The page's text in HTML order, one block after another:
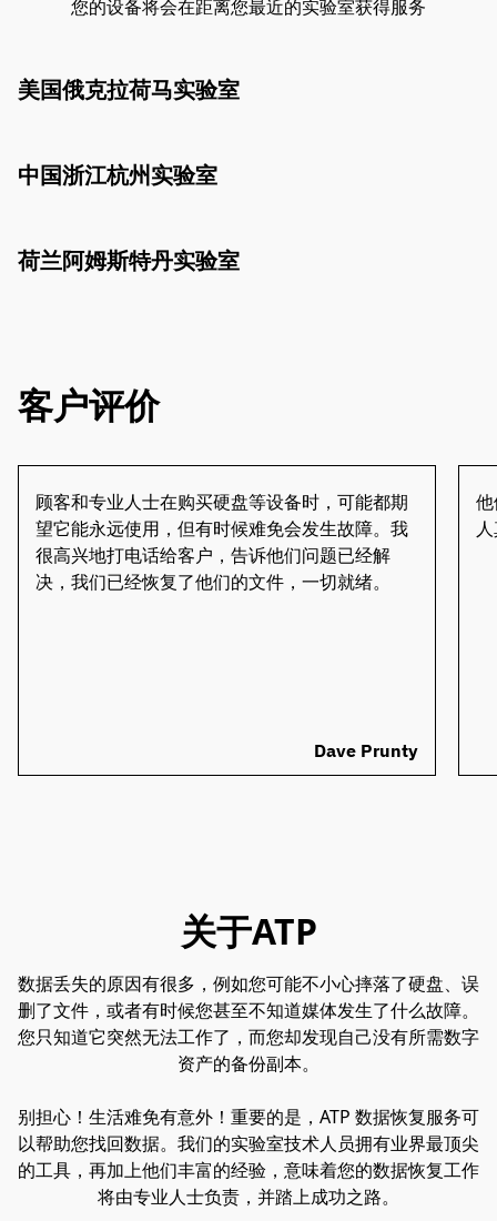
您的设备将会在距离您最近的实验室获得服务
美国俄克拉荷马实验室
中国浙江杭州实验室
荷兰阿姆斯特丹实验室
客户评价
顾客和专业人士在购买硬盘等设备时，可能都期
望它能永远使用，但有时候难免会发生故障。我
很高兴地打电话给客户，告诉他们问题已经解
决，我们已经恢复了他们的文件，一切就绪。
Dave Prunty
关于ATP
数据丢失的原因有很多，例如您可能不小心摔落了硬盘、误
删了文件，或者有时候您甚至不知道媒体发生了什么故障。
您只知道它突然无法工作了，而您却发现自己没有所需数字
资产的备份副本。
别担心！生活难免有意外！重要的是，ATP 数据恢复服务可
以帮助您找回数据。我们的实验室技术人员拥有业界最顶尖
的工具，再加上他们丰富的经验，意味着您的数据恢复工作
将由专业人士负责，并踏上成功之路。